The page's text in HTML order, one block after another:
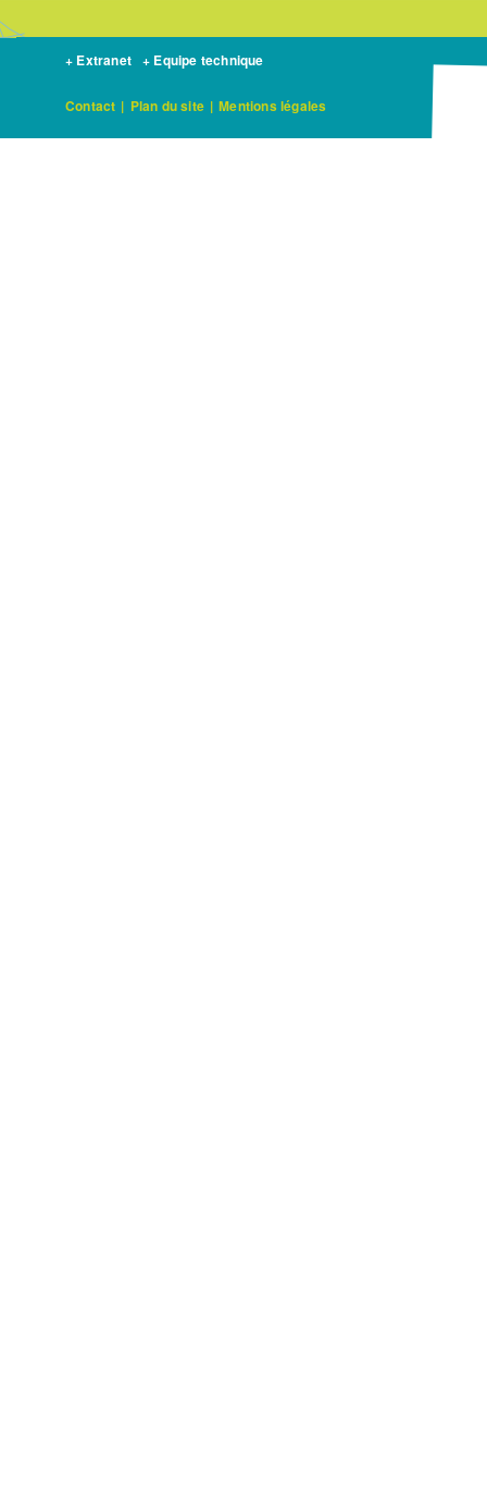
+ Extranet + Equipe technique
Contact | Plan du site | Mentions légales